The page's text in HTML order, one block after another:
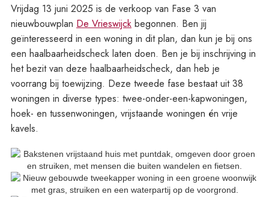
Vrijdag 13 juni 2025 is de verkoop van Fase 3 van
nieuwbouwplan De Vrieswijck begonnen. Ben jij
geïnteresseerd in een woning in dit plan, dan kun je bij ons
een haalbaarheidscheck laten doen. Ben je bij inschrijving in
het bezit van deze haalbaarheidscheck, dan heb je
voorrang bij toewijzing. Deze tweede fase bestaat uit 38
woningen in diverse types: twee-onder-een-kapwoningen,
hoek- en tussenwoningen, vrijstaande woningen én vrije
kavels.